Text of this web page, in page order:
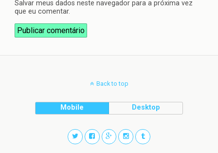
Salvar meus dados neste navegador para a próxima vez
que eu comentar.
Back to top
Mobile Desktop